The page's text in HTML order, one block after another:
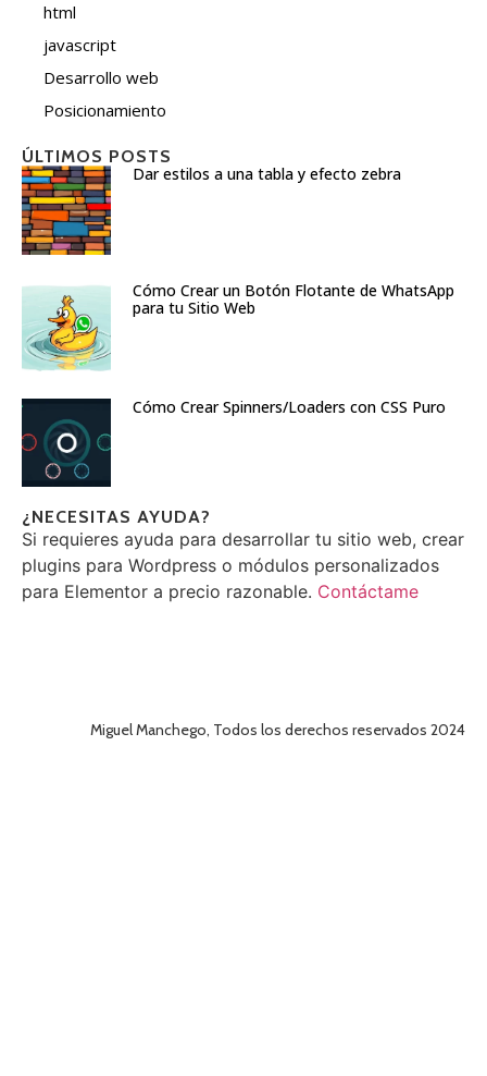
html
javascript
Desarrollo web
Posicionamiento
ÚLTIMOS POSTS
Dar estilos a una tabla y efecto zebra
Cómo Crear un Botón Flotante de WhatsApp
para tu Sitio Web
Cómo Crear Spinners/Loaders con CSS Puro
¿NECESITAS AYUDA?
Si requieres ayuda para desarrollar tu sitio web, crear
plugins para Wordpress o módulos personalizados
para Elementor a precio razonable. Contáctame
Miguel Manchego, Todos los derechos reservados 2024